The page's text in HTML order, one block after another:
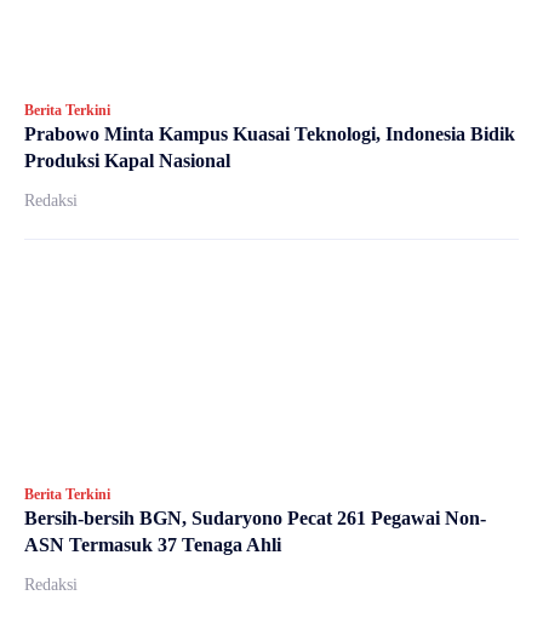
Berita Terkini
Prabowo Minta Kampus Kuasai Teknologi, Indonesia Bidik
Produksi Kapal Nasional
Redaksi
Berita Terkini
Bersih-bersih BGN, Sudaryono Pecat 261 Pegawai Non-
ASN Termasuk 37 Tenaga Ahli
Redaksi